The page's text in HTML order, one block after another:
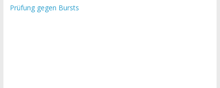
Prüfung gegen Bursts